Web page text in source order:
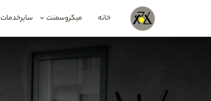
خانه میکروسمنت سایرخدمات